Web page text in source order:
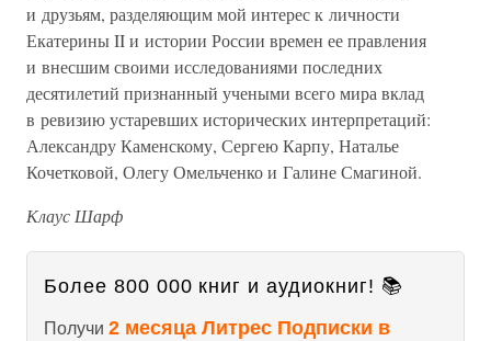
и друзьям, разделяющим мой интерес к личности
Екатерины II и истории России времен ее правления
и внесшим своими исследованиями последних
десятилетий признанный учеными всего мира вклад
в ревизию устаревших исторических интерпретаций:
Александру Каменскому, Сергею Карпу, Наталье
Кочетковой, Олегу Омельченко и Галине Смагиной.
Клаус Шарф
Более 800 000 книг и аудиокниг! 📚
Получи 2 месяца Литрес Подписки в